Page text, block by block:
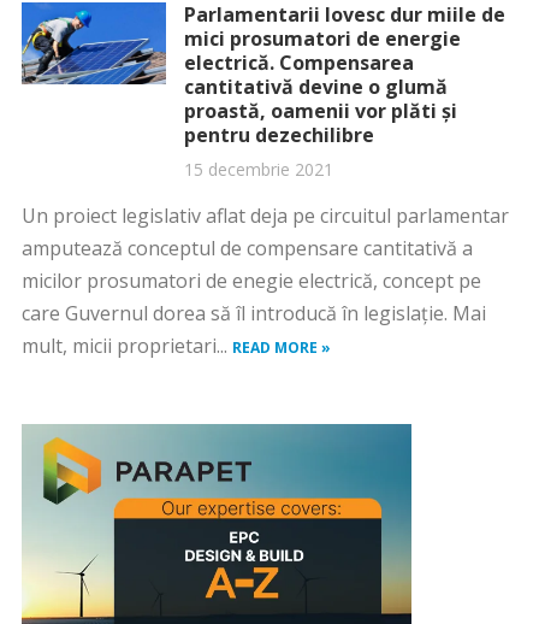
Parlamentarii lovesc dur miile de
mici prosumatori de energie
electrică. Compensarea
cantitativă devine o glumă
proastă, oamenii vor plăti și
pentru dezechilibre
15 decembrie 2021
Un proiect legislativ aflat deja pe circuitul parlamentar
amputează conceptul de compensare cantitativă a
micilor prosumatori de enegie electrică, concept pe
care Guvernul dorea să îl introducă în legislație. Mai
mult, micii proprietari... READ MORE »